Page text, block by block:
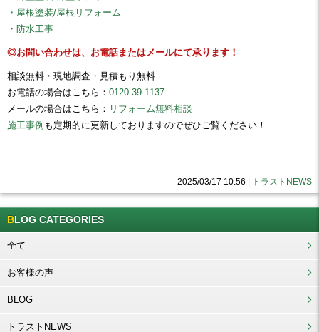
・屋根塗装/屋根リフォーム
・防水工事
◎お問い合わせは、お電話またはメールにて承ります！
相談無料・現地調査・見積もり無料
お電話の場合はこちら： 0120-39-1137
メールの場合はこちら： リフォーム無料相談
施工事例 も定期的に更新しておりますのでぜひご覧ください！
2025/03/17 10:56 | トラストNEWS
BLOG CATEGORIES
全て
お客様の声
BLOG
トラストNEWS